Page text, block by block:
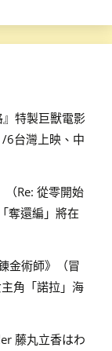
特製巨獸電影
6台灣上映、中
Re: 從零開始
奪還編」將在
金術師》（冒
角「諾拉」海
藤丸立香はわ